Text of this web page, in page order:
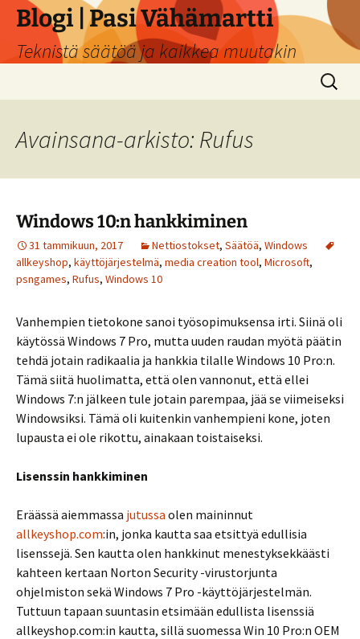
Siirry
sisältöön
Blogi | Pasi Vähämartti
Teknistä säätöä ja kaikkea muutakin
Haku:
Avainsana-arkisto: Rufus
Windows 10:n hankkiminen
31 tammikuun, 2017 Nettiostokset, Säätöä, Windows
allkeyshop, käyttöjärjestelmä, media creation tool, Microsoft,
psngames, Rufus, Windows 10
Vanhempien tietokone sanoi työsopimuksensa irti. Siinä oli
käytössä Windows 7 Pro, mutta uuden raudan myötä päätin
tehdä jotain radikaalia ja hankkia tilalle Windows 10 Pro:n.
Tämä siitä huolimatta, että olen vannonut, että ellei
Windows 7:n jälkeen tule jotain parempaa, jää se viimeiseksi
Windowsiksi. Tämä oli kuitenkin vanhempieni kone, joten
lupausta ei ole rikottu, ainakaan toistaiseksi.
Lisenssin hankkiminen
Eräässä aiemmassa jutussa olen maininnut
allkeyshop.com:in, jonka kautta saa etsittyä edullisia
lisenssejä. Sen kautta olen hankkinut menestyksekkäästi
kahteen kertaan Norton Security -virustorjunta
ohjelmiston sekä Windows 7 Pro -käyttöjärjestelmän.
Tuttuun tapaan suuntasin etsimään edullista lisenssiä
allkeyshop.com:in kautta, sillä suomessa Win 10 Pro:n OEM